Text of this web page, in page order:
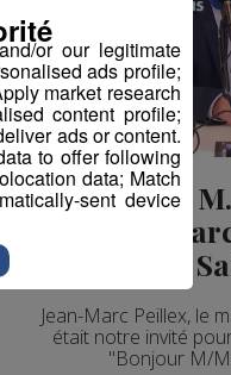
Bonjour
Jean-
Maire de
Jean-Marc Peillex, le
était notre invité
"Bonjour M/
or our legitimate
ads profile;
market research
content profile;
ads or content.
to offer following
data; Match
sent device